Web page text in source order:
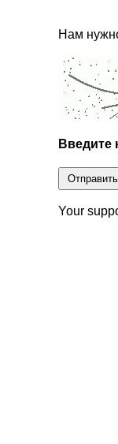
Нам
Введите
Отправить
Your